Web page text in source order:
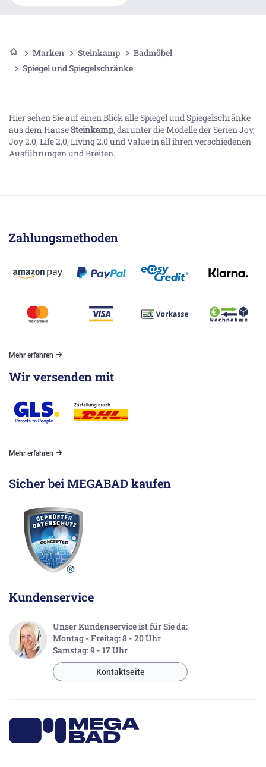
Marken Steinkamp
Badmöbel
Spiegel und Spiegelschränke
Hier sehen Sie auf einen Blick alle Spiegel und Spiegelschränke
aus dem HauseSteinkamp, darunter die Modelle der Serien Joy,
Joy 2.0, Life 2.0, Living 2.0 und Value in all ihren verschiedenen
Ausführungen und Breiten.
Zahlungsmethoden
Mehr erfahren
Wir versenden mit
Mehr erfahren
Sicher bei MEGABAD kaufen
Kundenservice
Unser Kundenservice ist für Sie da:
Montag - Freitag: 8 - 20 Uhr
Samstag: 9 - 17 Uhr
Kontaktseite